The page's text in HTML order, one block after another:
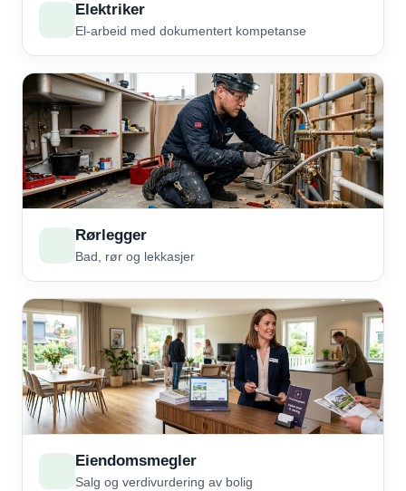
Elektriker
El-arbeid med dokumentert kompetanse
Rørlegger
Bad, rør og lekkasjer
Eiendomsmegler
Salg og verdivurdering av bolig